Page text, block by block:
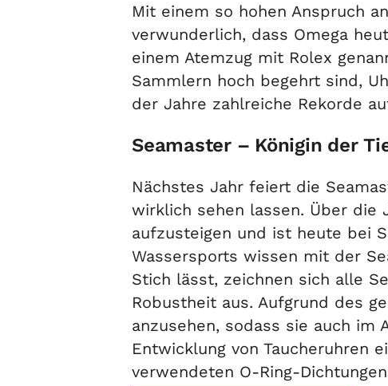
Mit einem so hohen Anspruch
verwunderlich, dass Omega
einem Atemzug mit Rolex
Sammlern hoch begehrt sind,
der Jahre zahlreiche Rekorde
Seamaster – Königin der
Nächstes Jahr feiert die
wirklich sehen lassen. Über die
aufzusteigen und ist heute bei
Wassersports wissen mit der
Stich lässt, zeichnen sich alle
Robustheit aus. Aufgrund des
anzusehen, sodass sie auch im
Entwicklung von Taucheruhren
verwendeten O-Ring-